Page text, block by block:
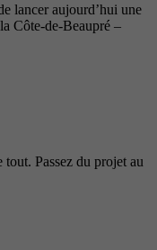
lancer aujourd’hui une
Côte-de-Beaupré –
Passez du projet au